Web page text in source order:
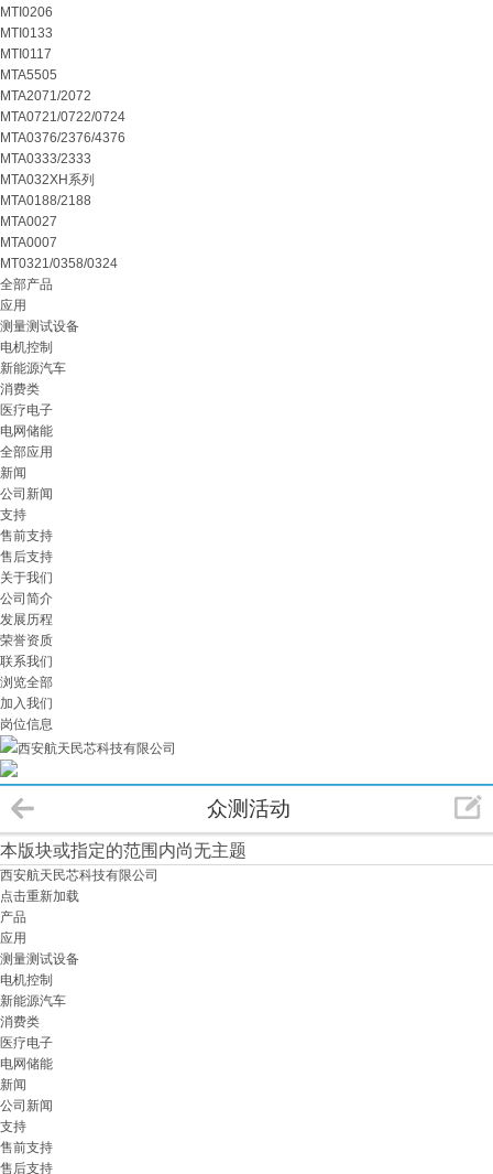
MTI0206
MTI0133
MTI0117
MTA5505
MTA2071/2072
MTA0721/0722/0724
MTA0376/2376/4376
MTA0333/2333
MTA032XH系列
MTA0188/2188
MTA0027
MTA0007
MT0321/0358/0324
全部产品
应用
测量测试设备
电机控制
新能源汽车
消费类
医疗电子
电网储能
全部应用
新闻
公司新闻
支持
售前支持
售后支持
关于我们
公司简介
发展历程
荣誉资质
联系我们
浏览全部
加入我们
岗位信息
西安航天民芯科技有限公司
众测活动
本版块或指定的范围内尚无主题
西安航天民芯科技有限公司
点击重新加载
产品
应用
测量测试设备
电机控制
新能源汽车
消费类
医疗电子
电网储能
新闻
公司新闻
支持
售前支持
售后支持